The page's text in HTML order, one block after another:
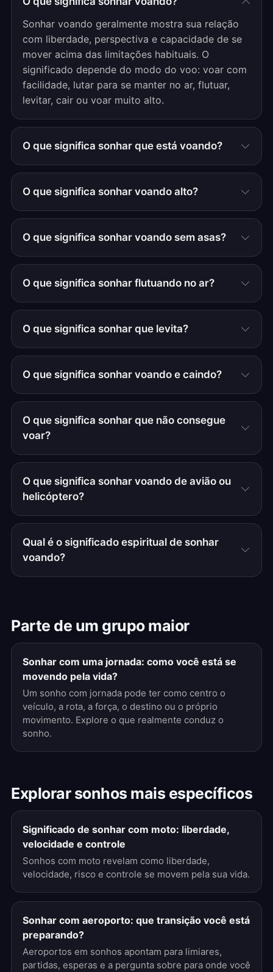
Sonhar voando geralmente mostra sua relação
com liberdade, perspectiva e capacidade de se
mover acima das limitações habituais. O
significado depende do modo do voo: voar com
facilidade, lutar para se manter no ar, flutuar,
levitar, cair ou voar muito alto.
O que significa sonhar que está voando?
O que significa sonhar voando alto?
O que significa sonhar voando sem asas?
O que significa sonhar flutuando no ar?
O que significa sonhar que levita?
O que significa sonhar voando e caindo?
O que significa sonhar que não consegue
voar?
O que significa sonhar voando de avião ou
helicóptero?
Qual é o significado espiritual de sonhar
voando?
Parte de um grupo maior
Sonhar com uma jornada: como você está se
movendo pela vida?
Um sonho com jornada pode ter como centro o
veículo, a rota, a força, o destino ou o próprio
movimento. Explore o que realmente conduz o
sonho.
Explorar sonhos mais específicos
Significado de sonhar com moto: liberdade,
velocidade e controle
Sonhos com moto revelam como liberdade,
velocidade, risco e controle se movem pela sua vida.
Sonhar com aeroporto: que transição você está
preparando?
Aeroportos em sonhos apontam para limiares,
partidas, esperas e a pergunta sobre para onde você